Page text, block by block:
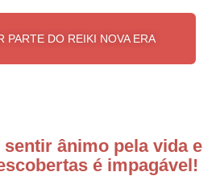
PARTE DO REIKI NOVA ERA
sentir ânimo pela vida e
é impagável!